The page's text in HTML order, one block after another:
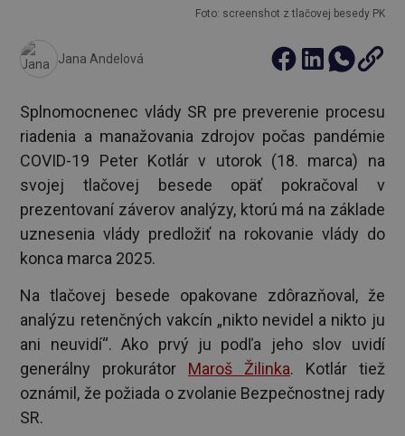
Foto: screenshot z tlačovej besedy PK
Jana Andelová
Splnomocnenec vlády SR pre preverenie procesu
riadenia a manažovania zdrojov počas pandémie
COVID-19 Peter Kotlár v utorok (18. marca) na
svojej tlačovej besede opäť pokračoval v
prezentovaní záverov analýzy, ktorú má na základe
uznesenia vlády predložiť na rokovanie vlády do
konca marca 2025.
Na tlačovej besede opakovane zdôrazňoval, že
analýzu retenčných vakcín „nikto nevidel a nikto ju
ani neuvidí“. Ako prvý ju podľa jeho slov uvidí
generálny prokurátor Maroš Žilinka. Kotlár tiež
oznámil, že požiada o zvolanie Bezpečnostnej rady
SR.